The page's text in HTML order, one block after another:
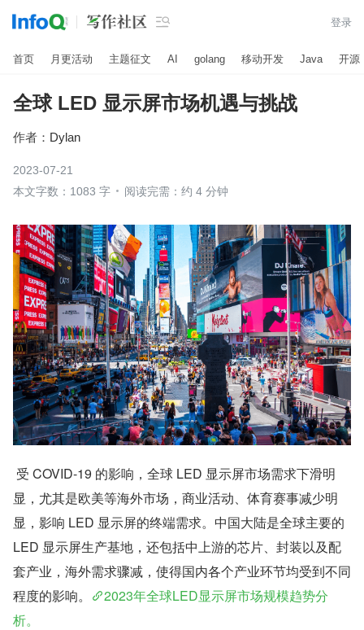
 登录
首页 月更活动 主题征文 AI golang 移动开发 Java 开源
全球 LED 显示屏市场机遇与挑战
作者： Dylan
2023-07-21
本文字数：1083 字
阅读完需：约 4 分钟
受 COVID-19 的影响，全球 LED 显示屏市场需求下滑明
显，尤其是欧美等海外市场，商业活动、体育赛事减少明
显，影响 LED 显示屏的终端需求。中国大陆是全球主要的
LED 显示屏生产基地，还包括中上游的芯片、封装以及配
套产业，海外需求骤减，使得国内各个产业环节均受到不同
程度的影响。
2023年全球LED显示屏市场规模趋势分
析。